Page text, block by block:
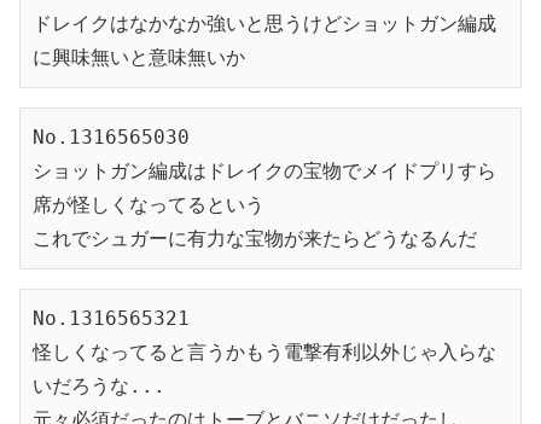
ドレイクはなかなか強いと思うけどショットガン編成
に興味無いと意味無いか
No.1316565030
ショットガン編成はドレイクの宝物でメイドプリすら
席が怪しくなってるという
これでシュガーに有力な宝物が来たらどうなるんだ
No.1316565321
怪しくなってると言うかもう電撃有利以外じゃ入らな
いだろうな...